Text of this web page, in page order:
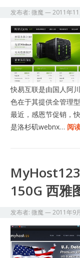
发布者:微魔 —2011年
快易互联是由国人阿
色在于其提供全管理
最近，感恩节促销，
是洛杉矶webnx… 阅
150G 西雅
发布者:微魔 —2011年9